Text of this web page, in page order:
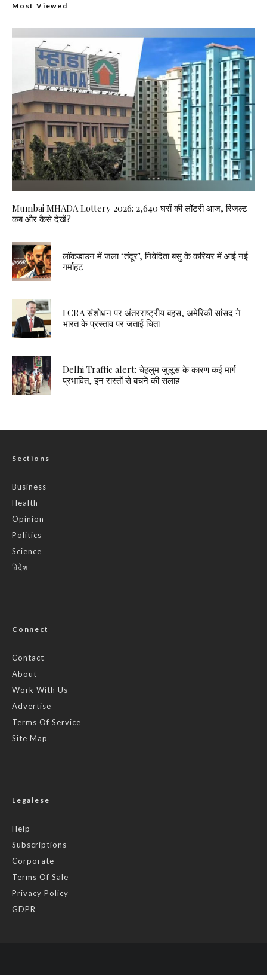
Most Viewed
Mumbai MHADA Lottery 2026: 2,640 घरों की लॉटरी आज, रिजल्ट
कब और कैसे देखें?
लॉकडाउन में जला ‘तंदूर’, निवेदिता बसु के करियर में आई नई
गर्माहट
FCRA संशोधन पर अंतरराष्ट्रीय बहस, अमेरिकी सांसद ने
भारत के प्रस्ताव पर जताई चिंता
Delhi Traffic alert: चेहलुम जुलूस के कारण कई मार्ग
प्रभावित, इन रास्तों से बचने की सलाह
Sections
Business
Health
Opinion
Politics
Science
विदेश
Connect
Contact
About
Work With Us
Advertise
Terms Of Service
Site Map
Legalese
Help
Subscriptions
Corporate
Terms Of Sale
Privacy Policy
GDPR